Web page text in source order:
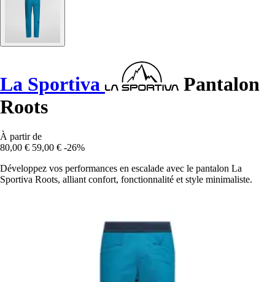
La Sportiva
Pantalon
Roots
À partir de
80,00 € 59,00 € -26%
Développez vos performances en escalade avec le pantalon La
Sportiva Roots, alliant confort, fonctionnalité et style minimaliste.